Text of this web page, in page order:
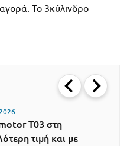
Το 3κύλινδρο
T03 στη
τιμή και με